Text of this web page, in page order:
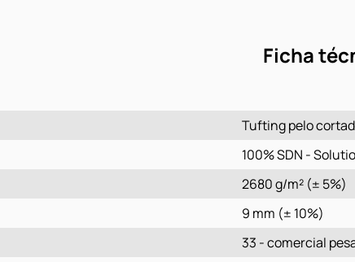
Ficha
Tufting pelo
100% SDN -
2680 g/m² (± 5%)
9 mm (± 10%)
33 - comercial